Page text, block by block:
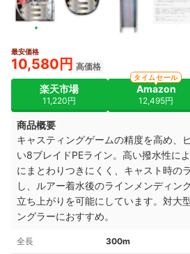
最安価格
10,580円 高価格
楽天市場
11,220円
Amazon
12,495円
タイムセール
商品概要
キャスティングゲームの精度を高め、
い8ブレイドPEライン。高い撥水性に
にまとわりつきにくく、キャスト時の
し、ルアー着水後のラインメンディン
立ち上がりを可能にしています。対大
ングラーにおすすめ。
全長 300m